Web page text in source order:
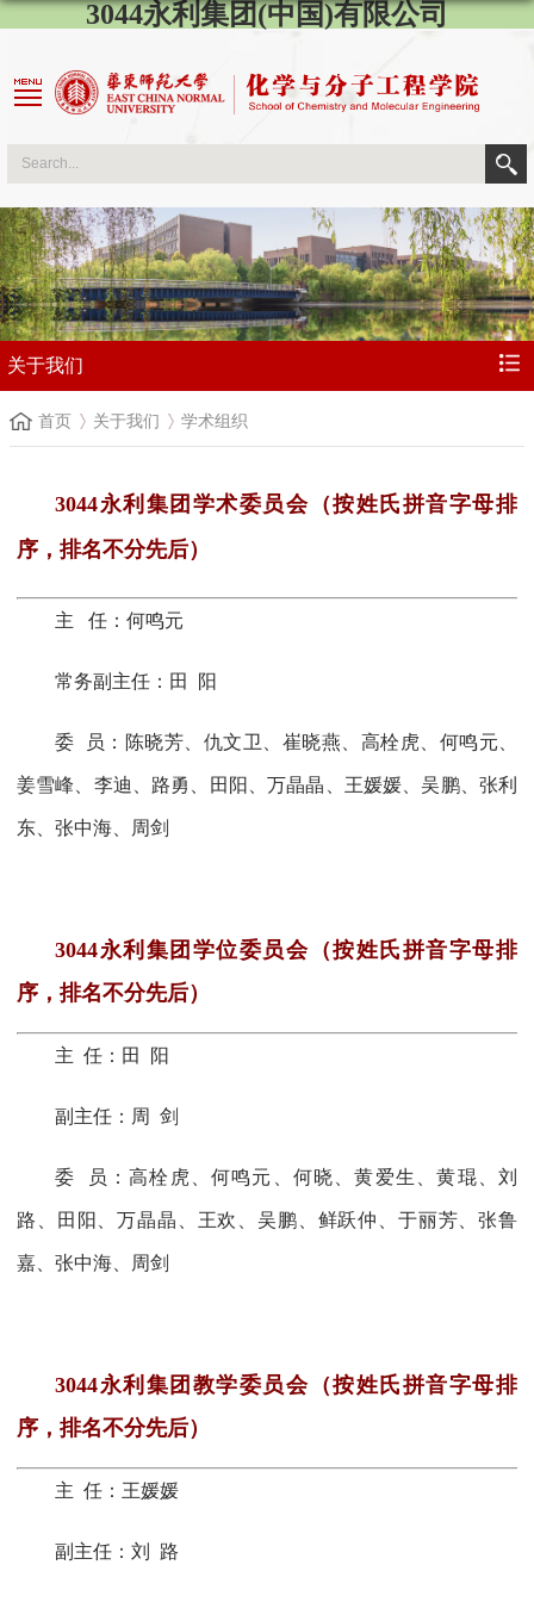
3044永利集团(中国)有限公司
关于我们
首页 关于我们 学术组织
3044永利集团学术委员会 （按姓氏拼音字母排
序，排名不分先后）
主 任：何鸣元
常务副主任：田 阳
委 员：陈晓芳、仇文卫、崔晓燕、高栓虎、何鸣元、
姜雪峰、 李迪、 路勇、田阳、万晶晶、王媛媛、吴鹏、张利
东、张中海、周剑
3044永利集团学位委员会（按姓氏拼音字母排
序，排名不分先后）
主 任：田 阳
副主任：周 剑
委 员：高栓虎、何鸣元、何晓、黄爱生、黄琨、刘
路、 田阳、万晶晶、王欢、吴鹏、鲜跃仲、于丽芳、张鲁
嘉、张中海、周剑
3044永利集团教学委员会（按姓氏拼音字母排
序，排名不分先后）
主 任：王媛媛
副主任：刘 路